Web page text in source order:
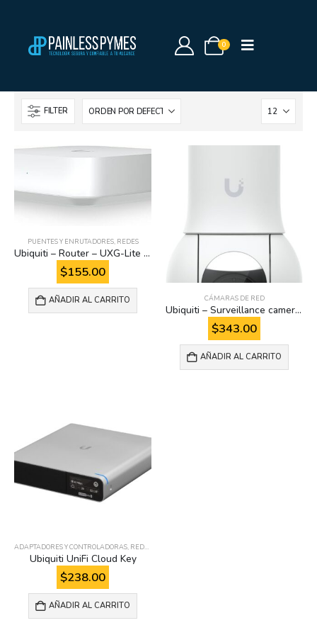
0
FILTER
PUENTES Y ENRUTADORES, REDES
Ubiquiti – Router – UXG-Lite Gateway Lite
$155.00
AÑADIR AL CARRITO CÁMARAS DE RED
Ubiquiti – Surveillance camera – Indoor / Outdoor
$343.00
AÑADIR AL CARRITO
ADAPTADORES Y CONTROLADORAS, REDES
Ubiquiti UniFi Cloud Key
$238.00
AÑADIR AL CARRITO